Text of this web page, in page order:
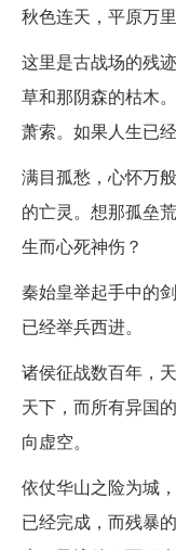
秋色连天，平原万里
这里是古战场的残
草和那阴森的枯木
萧索。如果人生已
满目孤愁，心怀万
的亡灵。想那孤垒
生而心死神伤？
秦始皇举起手中的
已经举兵西进。
诸侯征战数百年，
天下，而所有异国
向虚空。
依仗华山之险为城
已经完成，而残暴